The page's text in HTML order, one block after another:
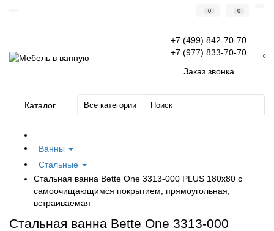
0 0
+7 (499) 842-70-70
+7 (977) 833-70-70
Заказ звонка
0
Каталог Все категории
Ванны
Стальные
Стальная ванна Bette One 3313-000 PLUS 180x80 с
самоочищающимся покрытием, прямоугольная,
встраиваемая
Стальная ванна Bette One 3313-000